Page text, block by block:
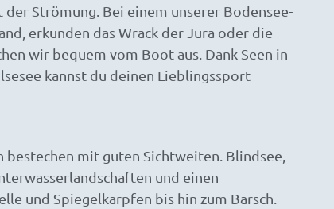
Strömung. Bei einem unserer Bodensee-
erkunden das Wrack der Jura oder die
wir bequem vom Boot aus. Dank Seen in
kannst du deinen Lieblingssport
bestechen mit guten Sichtweiten. Blindsee,
und einen
und Spiegelkarpfen bis hin zum Barsch.